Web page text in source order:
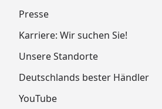
Presse
Karriere: Wir suchen Sie!
Unsere Standorte
Deutschlands bester Händler
YouTube